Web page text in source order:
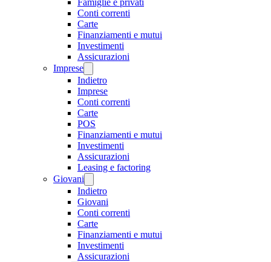
Famiglie e privati
Conti correnti
Carte
Finanziamenti e mutui
Investimenti
Assicurazioni
Imprese
Indietro
Imprese
Conti correnti
Carte
POS
Finanziamenti e mutui
Investimenti
Assicurazioni
Leasing e factoring
Giovani
Indietro
Giovani
Conti correnti
Carte
Finanziamenti e mutui
Investimenti
Assicurazioni